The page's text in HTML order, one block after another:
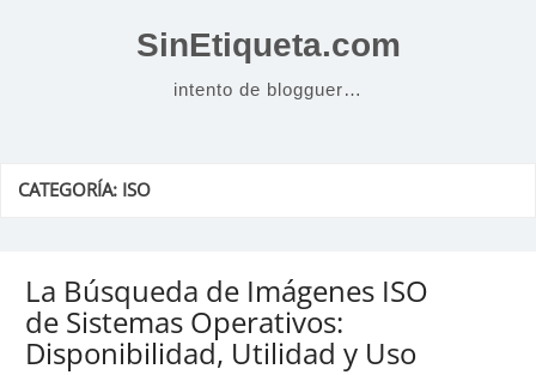
SinEtiqueta.com
intento de blogguer…
CATEGORÍA: ISO
La Búsqueda de Imágenes ISO
de Sistemas Operativos:
Disponibilidad, Utilidad y Uso